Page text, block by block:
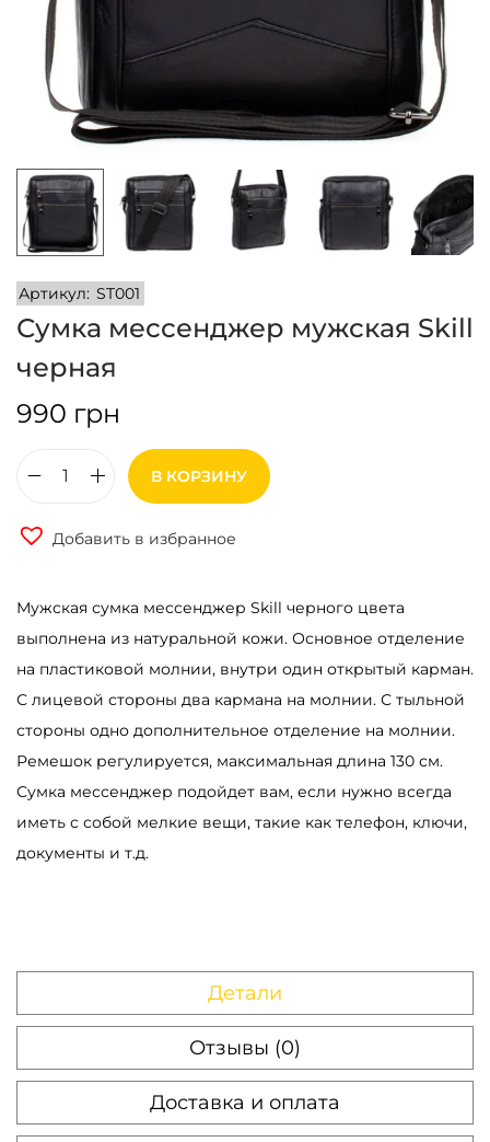
и
м
у
Артикул: ST001
Сумка мессенджер мужская Skill
черная
990 грн
л
ч
е
с
т
в
о
т
о
в
у
к
м
В КОРЗИНУ
Добавить в избранное
Мужская сумка мессенджер Skill черного цвета
выполнена из натуральной кожи. Основное отделение
на пластиковой молнии, внутри один открытый карман.
С лицевой стороны два кармана на молнии. С тыльной
стороны одно дополнительное отделение на молнии.
Ремешок регулируется, максимальная длина 130 см.
Сумка мессенджер подойдет вам, если нужно всегда
иметь с собой мелкие вещи, такие как телефон, ключи,
документы и т.д.
Детали
Отзывы (0)
Доставка и оплата